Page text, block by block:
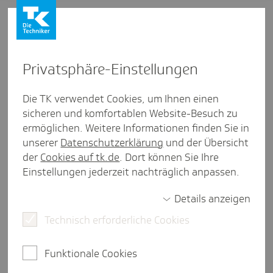
Wann variable Entgelt­be­stand­
teile zum Jahres­ent­gelt
gehören
Wann gehören variable Bestandteile wie Boni oder
Einmalzahlungen zum regelmäßigen Gehalt und
eine Minute Lesezeit
Firmenkunden Beiträge
Privat­sphäre-Einstel­lungen
Die TK verwendet Cookies, um Ihnen einen
sicheren und komfortablen Website-Besuch zu
ermöglichen. Weitere Informationen finden Sie in
unserer Datenschutzerklärung und der Übersicht
der Cookies auf tk.de. Dort können Sie Ihre
Einstellungen jederzeit nachträglich anpassen.
Details anzeigen
Technisch erforderliche Cookies
Funktionale Cookies